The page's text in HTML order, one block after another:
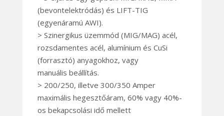
(bevontelektródás) és LIFT-TIG
(egyenáramú AWI).
> Szinergikus üzemmód (MIG/MAG) acél,
rozsdamentes acél, alumínium és CuSi
(forrasztó) anyagokhoz, vagy
manuális beállítás.
> 200/250, illetve 300/350 Amper
maximális hegesztőáram, 60% vagy 40%-
os bekapcsolási idő mellett